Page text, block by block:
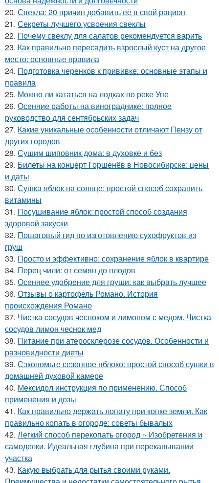
20. Свекла: 20 причин добавить её в свой рацион
21. Секреты лучшего усвоения свеклы
22. Почему свеклу для салатов рекомендуется варить
23. Как правильно пересадить взрослый куст на другое
место: основные правила
24. Подготовка черенков к прививке: основные этапы и
правила
25. Можно ли кататься на лодках по реке Упе
26. Осенние работы на винограднике: полное
руководство для сентябрьских задач
27. Какие уникальные особенности отличают Пензу от
других городов
28. Сушим шиповник дома: в духовке и без
29. Билеты на концерт Горшенёв в Новосибирске: цены
и даты
30. Сушка яблок на солнце: простой способ сохранить
витамины
31. Посушивание яблок: простой способ создания
здоровой закуски
32. Пошаговый гид по изготовлению сухофруктов из
груш
33. Просто и эффективно: сохранение яблок в квартире
34. Перец чили: от семян до плодов
35. Осеннее удобрение для груши: как выбрать лучшее
36. Отзывы о картофель Романо. История
происхождения Романо
37. Чистка сосудов чесноком и лимоном с медом. Чистка
сосудов лимон чеснок мед
38. Питание при атеросклерозе сосудов. Особенности и
разновидности диеты
39. Сэкономьте сезонное яблоко: простой способ сушки в
домашней духовой камере
40. Мексидол инструкция по применению. Способ
применения и дозы
41. Как правильно держать лопату при копке земли. Как
правильно копать в огороде: советы бывалых
42. Легкий способ перекопать огород » Изобретения и
самоделки. Идеальная глубина при перекапывании
участка
43. Какую выбрать для рытья своими руками.